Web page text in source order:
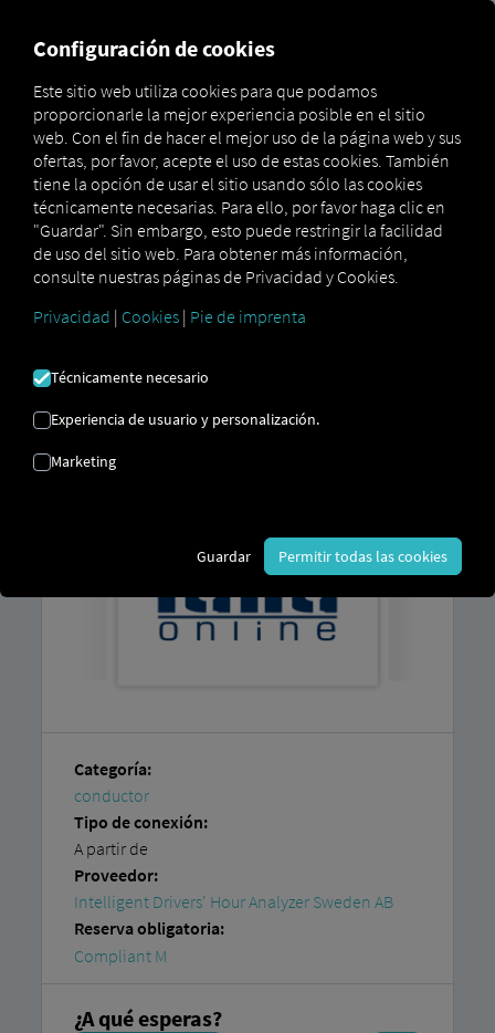
Marketplace Connectors IDHA Connect
IDHA CONNECT
Integración de un proveedor externo
¿Utiliza el IDHA Online Service
con datos de nuestros servicios. Solo
cuenta con
Categoría:
conductor
Tipo de conexión:
A partir de
Proveedor:
Intelligent Drivers' Hour Analyzer Sweden AB
Reserva obligatoria:
Compliant M
¿A qué esperas?
Configuración de cookies
Este sitio web utiliza cookies para que podamos
proporcionarle la mejor experiencia posible en el sitio
web. Con el fin de hacer el mejor uso de la página web y sus
ofertas, por favor, acepte el uso de estas cookies. También
tiene la opción de usar el sitio usando sólo las cookies
técnicamente necesarias. Para ello, por favor haga clic en
"Guardar". Sin embargo, esto puede restringir la facilidad
de uso del sitio web. Para obtener más información,
consulte nuestras páginas de Privacidad y Cookies.
Privacidad | Cookies | Pie de imprenta
Técnicamente necesario
Experiencia de usuario y personalización.
Marketing
Guardar Permitir todas las cookies